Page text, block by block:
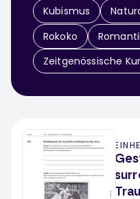
Kubismus
Rokoko
Zeitgenössische